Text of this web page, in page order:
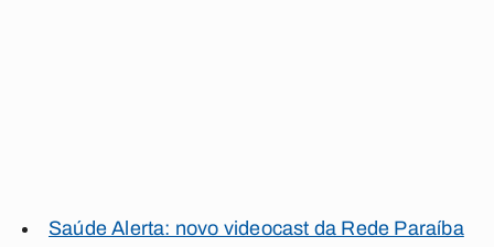
Saúde Alerta: novo videocast da Rede Paraíba